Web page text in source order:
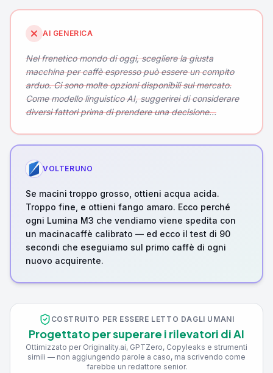
AI GENERICA
Nel frenetico mondo di oggi, scegliere la giusta
macchina per caffè espresso può essere un compito
arduo. Ci sono molte opzioni disponibili sul mercato.
Come modello linguistico AI, suggerirei di considerare
diversi fattori prima di prendere una decisione...
VOLTERUNO
Se macini troppo grosso, ottieni acqua acida.
Troppo fine, e ottieni fango amaro. Ecco perché
ogni Lumina M3 che vendiamo viene spedita con
un macinacaffè calibrato — ed ecco il test di 90
secondi che eseguiamo sul primo caffè di ogni
nuovo acquirente.
COSTRUITO PER ESSERE LETTO DAGLI UMANI
Progettato per superare i rilevatori di AI
Ottimizzato per Originality.ai, GPTZero, Copyleaks e strumenti
simili — non aggiungendo parole a caso, ma scrivendo come
farebbe un redattore senior.